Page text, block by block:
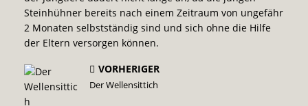
Steinhühner bereits nach einem Zeitraum von ungefähr
2 Monaten selbstständig sind und sich ohne die Hilfe
der Eltern versorgen können.
VORHERIGER
Der Wellensittich